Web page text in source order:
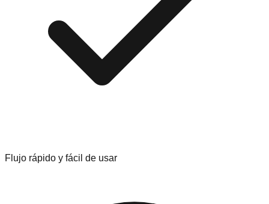
Flujo rápido y fácil de usar